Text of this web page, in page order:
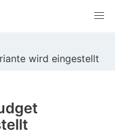
wird eingestellt